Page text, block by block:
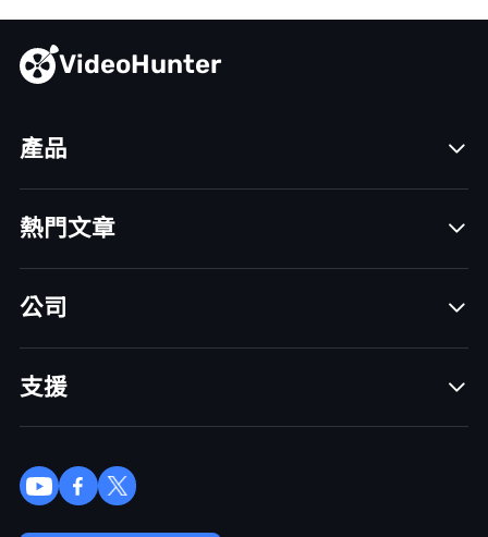
VideoHunter
產品
熱門文章
公司
支援